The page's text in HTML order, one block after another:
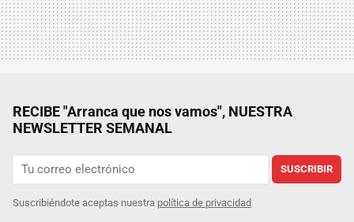
RECIBE "Arranca que nos vamos", NUESTRA
NEWSLETTER SEMANAL
SUSCRIBIR
Suscribiéndote aceptas nuestra política de privacidad